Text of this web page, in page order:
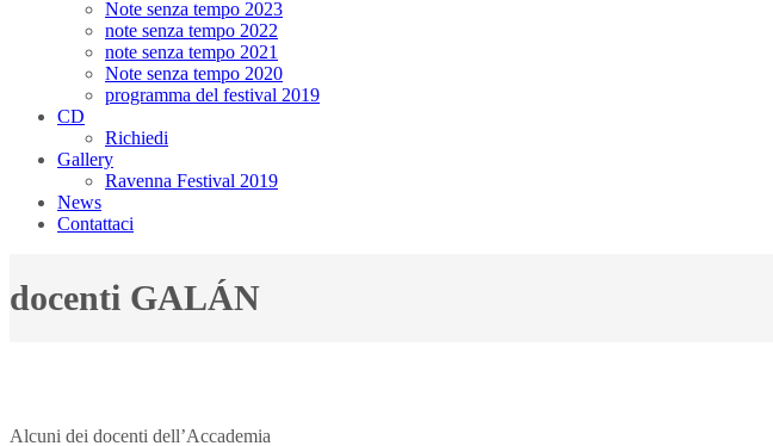
Note senza tempo 2023
note senza tempo 2022
note senza tempo 2021
Note senza tempo 2020
programma del festival 2019
CD
Richiedi
Gallery
Ravenna Festival 2019
News
Contattaci
docenti GALÁN
Alcuni dei docenti dell’Accademia